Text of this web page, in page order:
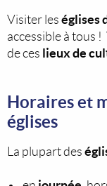
Visiter les églises
accessible à tous
de ces lieux de
Horaires et
églises
La plupart des